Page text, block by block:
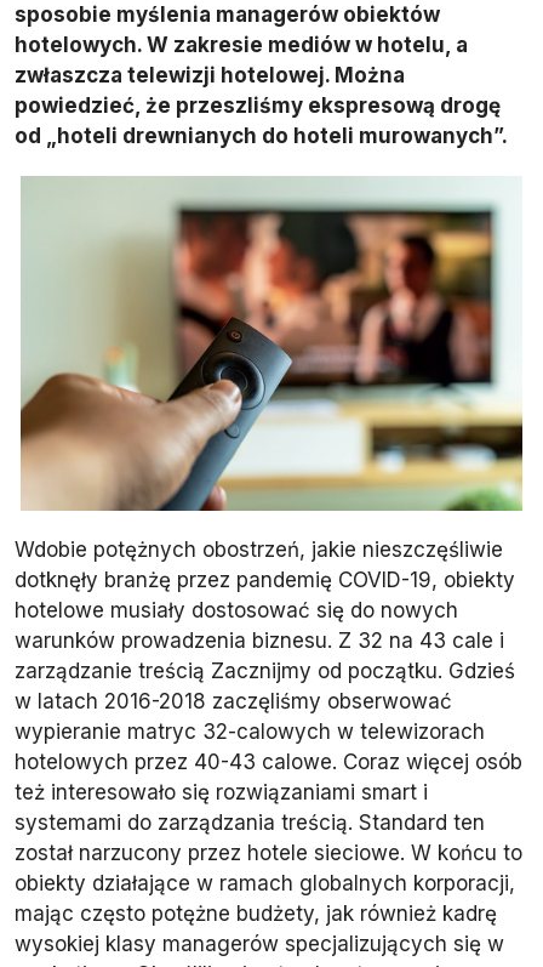
sposobie myślenia managerów obiektów
hotelowych. W zakresie mediów w hotelu, a
zwłaszcza telewizji hotelowej. Można
powiedzieć, że przeszliśmy ekspresową drogę
od „hoteli drewnianych do hoteli murowanych”.
Wdobie potężnych obostrzeń, jakie nieszczęśliwie
dotknęły branżę przez pandemię COVID-19, obiekty
hotelowe musiały dostosować się do nowych
warunków prowadzenia biznesu. Z 32 na 43 cale i
zarządzanie treścią Zacznijmy od początku. Gdzieś
w latach 2016-2018 zaczęliśmy obserwować
wypieranie matryc 32-calowych w telewizorach
hotelowych przez 40-43 calowe. Coraz więcej osób
też interesowało się rozwiązaniami smart i
systemami do zarządzania treścią. Standard ten
został narzucony przez hotele sieciowe. W końcu to
obiekty działające w ramach globalnych korporacji,
mając często potężne budżety, jak również kadrę
wysokiej klasy managerów specjalizujących się w